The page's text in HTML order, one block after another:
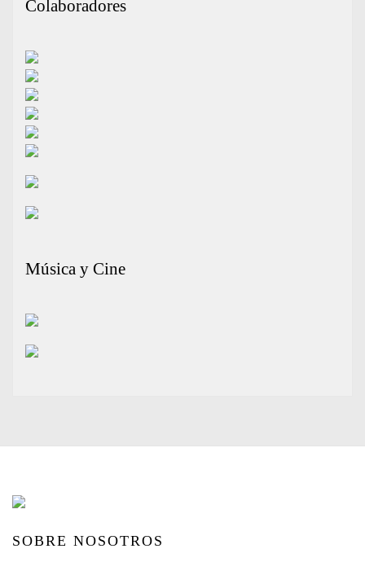
Colaboradores
Música y Cine
SOBRE NOSOTROS